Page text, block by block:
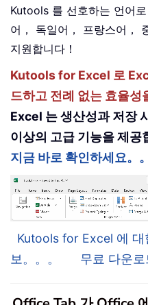
Kutools 를 선호하는 언어
어， 독일어， 프랑스어，
지원합니다！
Kutools for Excel 로
드하고 전례 없는 효율성
Excel 는 생산성과 저장
이상의 고급 기능을 제공
지금 바로 확인하세요。。
Kutools for Excel 에 대
보。。。
무료 다운로